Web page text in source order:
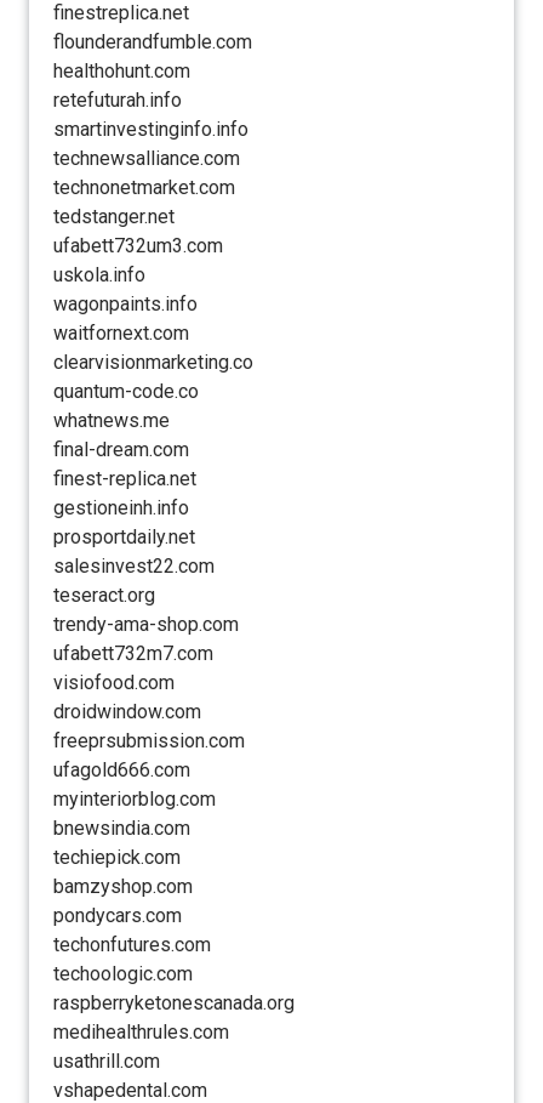
finestreplica.net
flounderandfumble.com
healthohunt.com
retefuturah.info
smartinvestinginfo.info
technewsalliance.com
technonetmarket.com
tedstanger.net
ufabett732um3.com
uskola.info
wagonpaints.info
waitfornext.com
clearvisionmarketing.co
quantum-code.co
whatnews.me
final-dream.com
finest-replica.net
gestioneinh.info
prosportdaily.net
salesinvest22.com
teseract.org
trendy-ama-shop.com
ufabett732m7.com
visiofood.com
droidwindow.com
freeprsubmission.com
ufagold666.com
myinteriorblog.com
bnewsindia.com
techiepick.com
bamzyshop.com
pondycars.com
techonfutures.com
techoologic.com
raspberryketonescanada.org
medihealthrules.com
usathrill.com
vshapedental.com